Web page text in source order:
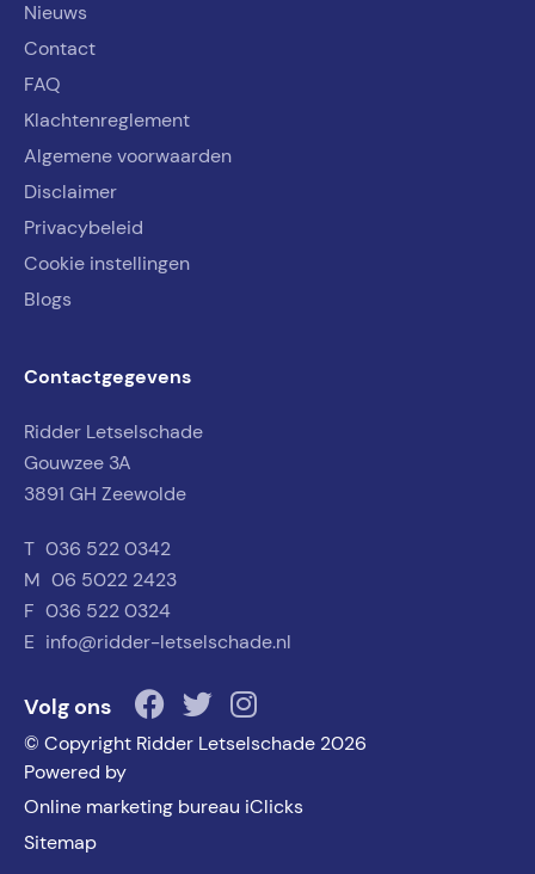
Nieuws
Contact
FAQ
Klachtenreglement
Algemene voorwaarden
Disclaimer
Privacybeleid
Cookie instellingen
Blogs
Contactgegevens
Ridder Letselschade
Gouwzee 3A
3891 GH Zeewolde
T 036 522 0342
M 06 5022 2423
F 036 522 0324
E info@ridder-letselschade.nl
Volg ons
© Copyright Ridder Letselschade 2026
Powered by
Online marketing bureau iClicks
Sitemap